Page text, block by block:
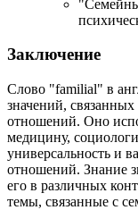
Заключение
Слово "familial" в
значений,
отношений. Оно
медицину,
универсальность и
отношений. Знание
его в различных
темы, связанные с